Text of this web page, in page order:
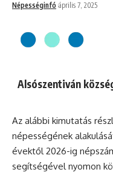
Népességinfó április 7, 2025
Alsószentiván
Az alábbi kimutatás
népességének
évektől 2026-ig
segítségével nyomon